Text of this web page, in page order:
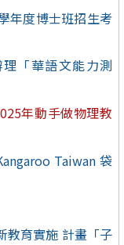
年度博士班招生考
「華語文能力測
年動手做物理教
Taiwan 袋
教育實施 計畫「子